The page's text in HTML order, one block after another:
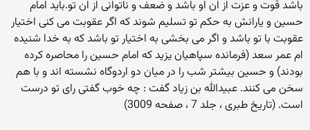
باشد قوت و عزت از ان او باشد و ضعف و ناتوانی از ان تو.باید امام
حسین و یارانش به حکم تو تسلیم شوند که اگر عقوبت می کنی اختیار
عقوبت با تو باشد و اگر می بخشی به اختیار تو باشد که به خدا شنیده
ام عمر سعد (فرمانده سپاهیان یزید که امام حسین را محاصره کرده
بودند) و حسین بیشتر شب را در میان دو اردوگاه نشسته اند و با هم
سخن می کنند. عبیدالله بن زیاد گفت : چه خوب گفتی رای تو درست
است. (تاریخ طبری ، جلد 7 ، صفحه 3009)